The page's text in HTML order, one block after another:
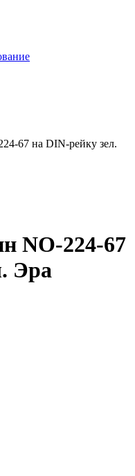
67 на DIN-рейку зел.
NO-224-67
Эра